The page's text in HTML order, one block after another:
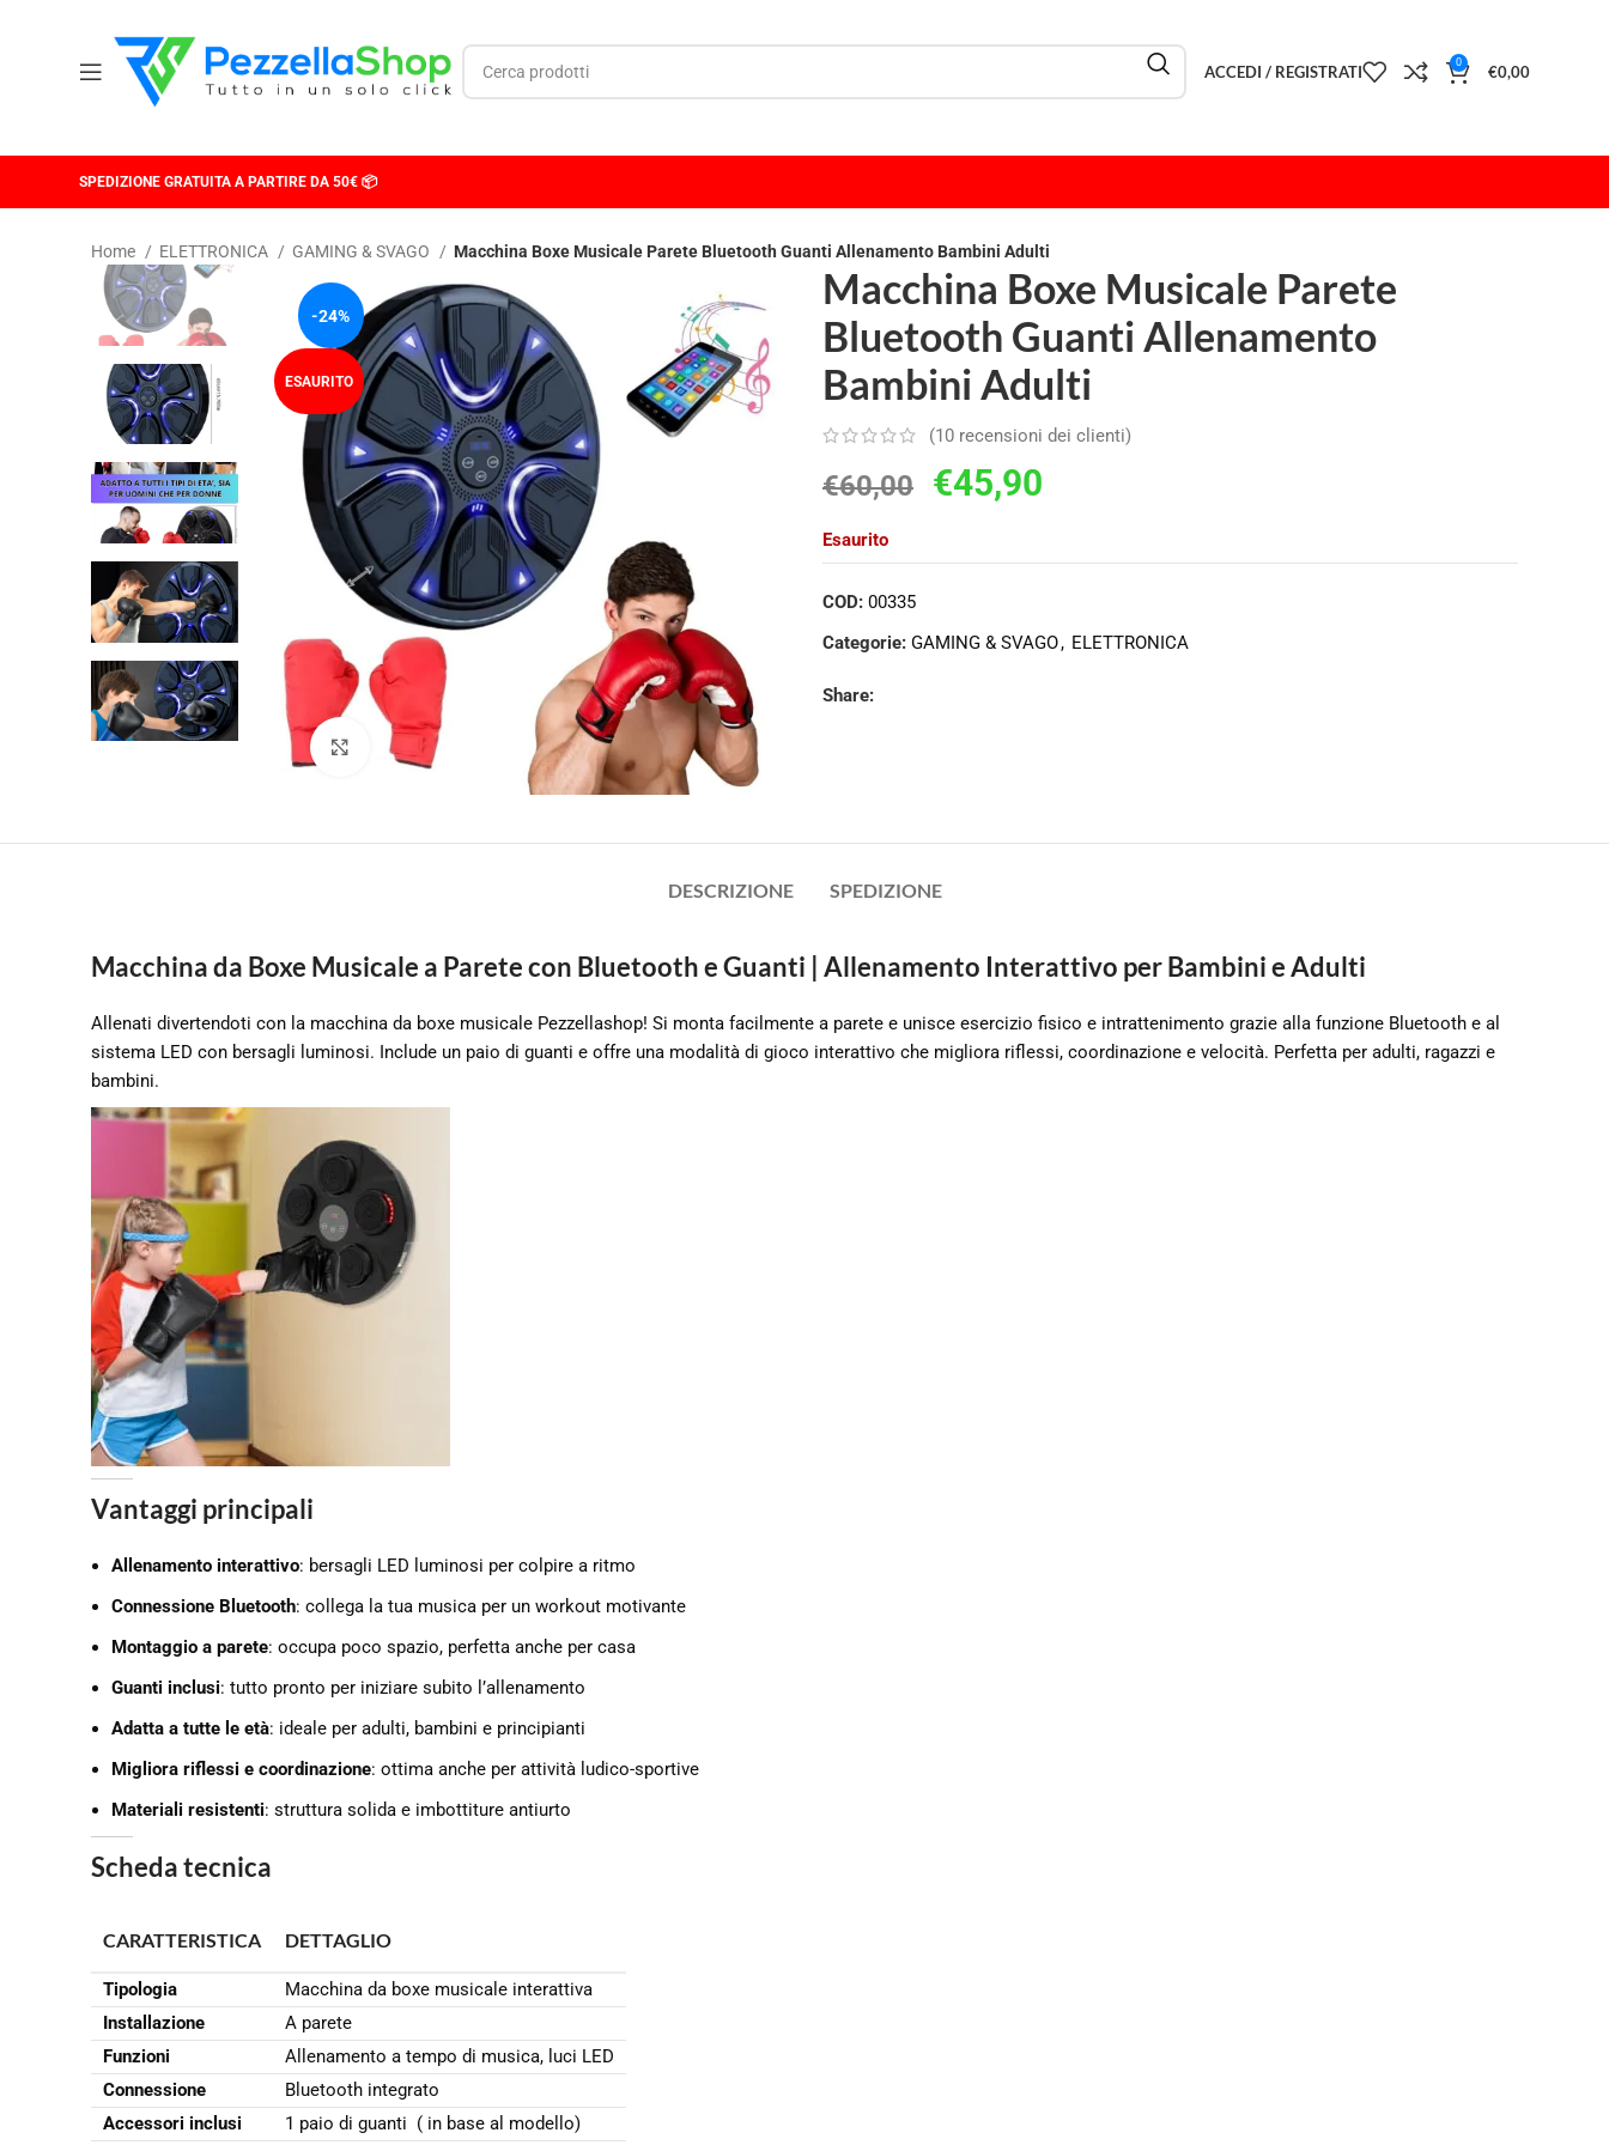
ACCEDI / REGISTRATI 0 €0,00
SPEDIZIONE GRATUITA A PARTIRE DA 50€ 📦
Home ELETTRONICA GAMING & SVAGO Macchina Boxe Musicale Parete Bluetooth Guanti Allenamento Bambini Adulti
-24%
ESAURITO
Clicca per ingrandire
Macchina Boxe Musicale Parete
Bluetooth Guanti Allenamento
Bambini Adulti
(10 recensioni dei clienti)
€60,00 €45,90
Esaurito
COD: 00335
Categorie: GAMING & SVAGO, ELETTRONICA
Share:
DESCRIZIONE SPEDIZIONE
Macchina da Boxe Musicale a Parete con Bluetooth e Guanti | Allenamento Interattivo per Bambini e Adulti
Allenati divertendoti con la macchina da boxe musicale Pezzellashop! Si monta facilmente a parete e unisce esercizio fisico e intrattenimento grazie alla funzione Bluetooth e al
sistema LED con bersagli luminosi. Include un paio di guanti e offre una modalità di gioco interattivo che migliora riflessi, coordinazione e velocità. Perfetta per adulti, ragazzi e
bambini.
Vantaggi principali
Allenamento interattivo: bersagli LED luminosi per colpire a ritmo
Connessione Bluetooth: collega la tua musica per un workout motivante
Montaggio a parete: occupa poco spazio, perfetta anche per casa
Guanti inclusi: tutto pronto per iniziare subito l’allenamento
Adatta a tutte le età: ideale per adulti, bambini e principianti
Migliora riflessi e coordinazione: ottima anche per attività ludico-sportive
Materiali resistenti: struttura solida e imbottiture antiurto
Scheda tecnica
CARATTERISTICA DETTAGLIO
Tipologia
Macchina da boxe musicale interattiva
Installazione
A parete
Funzioni
Allenamento a tempo di musica, luci LED
Connessione
Bluetooth integrato
Accessori inclusi
1 paio di guanti ( in base al modello)